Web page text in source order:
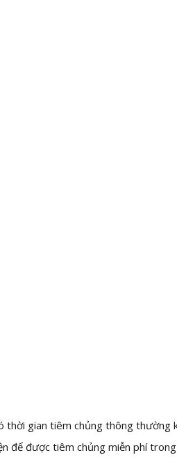
thời gian tiêm chủng thông thường
để được tiêm chủng miễn phí